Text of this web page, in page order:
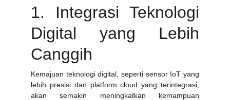
1. Integrasi Teknologi
Digital yang Lebih
Canggih
Kemajuan teknologi digital, seperti sensor IoT yang
lebih presisi dan platform cloud yang terintegrasi,
akan semakin meningkatkan kemampuan